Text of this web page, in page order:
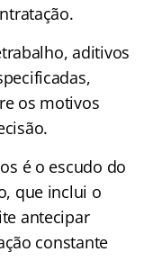
aditivos
os motivos
é o escudo do
que inclui o
antecipar
constante